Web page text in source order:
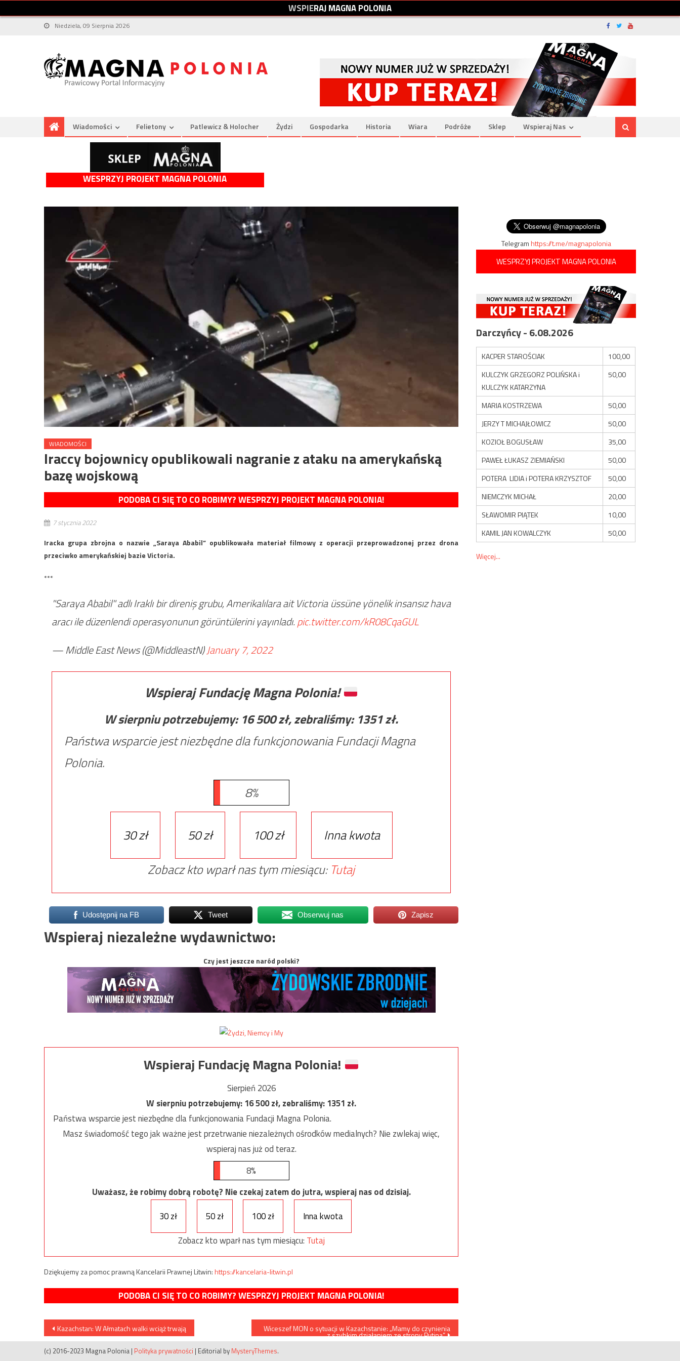
WSPIERAJMAGNAPOLONIA
Niedziela, 09 Sierpnia 2026
Wiadomości Felietony Patlewicz & Holocher Żydzi Gospodarka Historia Wiara Podróże Sklep Wspieraj Nas
WESPRZYJ PROJEKT MAGNA POLONIA
WIADOMOŚCI
Iraccy bojownicy opublikowali nagranie z ataku na amerykańską
bazę wojskową
PODOBA CI SIĘ TO CO ROBIMY? WESPRZYJ PROJEKT MAGNA POLONIA!
7 stycznia 2022
Iracka grupa zbrojna o nazwie „Saraya Ababil” opublikowała materiał filmowy z operacji przeprowadzonej przez drona
przeciwko amerykańskiej bazie Victoria.
***
"Saraya Ababil" adlı Iraklı bir direniş grubu, Amerikalılara ait Victoria üssüne yönelik insansız hava
aracı ile düzenlendi operasyonunun görüntülerini yayınladı.pic.twitter.com/kR08CqaGUL
— Middle East News (@MiddleastN)January 7, 2022
Wspieraj Fundację Magna Polonia!
W sierpniu potrzebujemy: 16 500zł, zebraliśmy: 1351zł.
Państwa wsparcie jest niezbędne dla funkcjonowania Fundacji Magna
Polonia.
8%
30 zł 50 zł 100 zł
Inna kwota
Zobacz kto wparł nas tym miesiącu: Tutaj
Udostępnij na FB Tweet Obserwuj nas Zapisz
Wspieraj niezależne wydawnictwo:
Czy jest jeszcze naród polski?
Wspieraj Fundację Magna Polonia!
Sierpień 2026
W sierpniu potrzebujemy:16 500zł, zebraliśmy:1351 zł.
Państwa wsparcie jest niezbędne dla funkcjonowania Fundacji Magna Polonia.
Masz świadomość tego jak ważne jest przetrwanie niezależnych ośrodków medialnych? Nie zwlekaj więc,
wspieraj nas już od teraz.
8%
Uważasz, że robimy dobrą robotę? Nie czekaj zatem do jutra, wspieraj nas od dzisiaj.
30 zł
50 zł 100 zł
Inna kwota
Zobacz kto wparł nas tym miesiącu: Tutaj
Dziękujemy za pomoc prawną Kancelarii Prawnej Litwin:https://kancelaria-litwin.pl
PODOBA CI SIĘ TO CO ROBIMY? WESPRZYJ PROJEKT MAGNA POLONIA!
Nawigacja
wpisu
Kazachstan: W Ałmatach walki wciąż trwają Wiceszef MON o sytuacji w Kazachstanie: „Mamy do czynienia
z szybkim działaniem ze strony Putina”
Telegramhttps://t.me/magnapolonia
WESPRZYJ PROJEKT MAGNA POLONIA
Darczyńcy - 6.08.2026
KACPER STAROŚCIAK
100,00
KULCZYK GRZEGORZ POLIŃSKA i
KULCZYK KATARZYNA
50,00
MARIA KOSTRZEWA
50,00
JERZY T MICHAJŁOWICZ
50,00
KOZIOŁ BOGUSŁAW
35,00
PAWEŁ ŁUKASZ ZIEMIAŃSKI
50,00
POTERA LIDIA i POTERA KRZYSZTOF
50,00
NIEMCZYK MICHAŁ
20,00
SŁAWOMIR PIĄTEK
10,00
KAMIL JAN KOWALCZYK
50,00
Więcej...
(c) 2016-2023 Magna Polonia | Polityka prywatności | Editorial by MysteryThemes.